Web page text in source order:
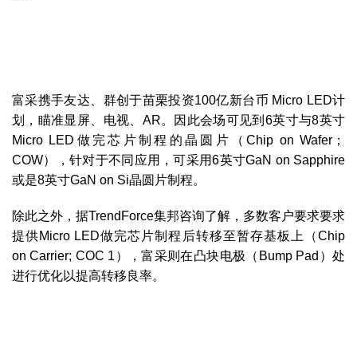
富采携手友达、群创于苗栗投资100亿新台币 Micro LED计
划，瞄准显屏、电视、AR。因此会场可见到6英寸与8英寸
Micro LED做完芯片制程的晶圆片（Chip on Wafer；
COW），针对于不同应用，可采用6英寸GaN on Sapphire
或是8英寸GaN on Si晶圆片制程。
除此之外，据TrendForce集邦咨询了解，多数客户要求要求
提供Micro LED做完芯片制程后转移至暂存基板上（Chip
on Carrier; COC 1），富采则在凸块电极（Bump Pad）处
进行优化以提高转移良率。